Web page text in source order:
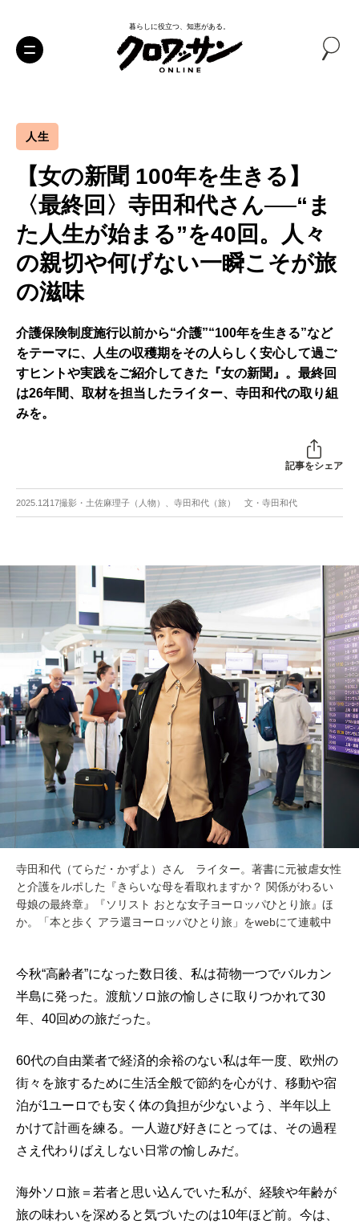
暮らしに役立つ、知恵がある。
人生
【女の新聞 100年を生きる】
〈最終回〉寺田和代さん──“ま
た人生が始まる”を40回。人々
の親切や何げない一瞬こそが旅
の滋味
介護保険制度施行以前から“介護”“100年を生きる”など
をテーマに、人生の収穫期をその人らしく安心して過ご
すヒントや実践をご紹介してきた『女の新聞』。最終回
は26年間、取材を担当したライター、寺田和代の取り組
みを。
記事をシェア
2025.12.17撮影・土佐麻理子（人物）、寺田和代（旅） 文・寺田和代
寺田和代（てらだ・かずよ）さん ライター。著書に元被虐女性
と介護をルポした『きらいな母を看取れますか？ 関係がわるい
母娘の最終章』『ソリスト おとな女子ヨーロッパひとり旅』ほ
か。「本と歩く アラ還ヨーロッパひとり旅」をwebにて連載中
今秋“高齢者”になった数日後、私は荷物一つでバルカン
半島に発った。渡航ソロ旅の愉しさに取りつかれて30
年、40回めの旅だった。
60代の自由業者で経済的余裕のない私は年一度、欧州の
街々を旅するために生活全般で節約を心がけ、移動や宿
泊が1ユーロでも安く体の負担が少ないよう、半年以上
かけて計画を練る。一人遊び好きにとっては、その過程
さえ代わりばえしない日常の愉しみだ。
海外ソロ旅＝若者と思い込んでいた私が、経験や年齢が
旅の味わいを深めると気づいたのは10年ほど前。今は、